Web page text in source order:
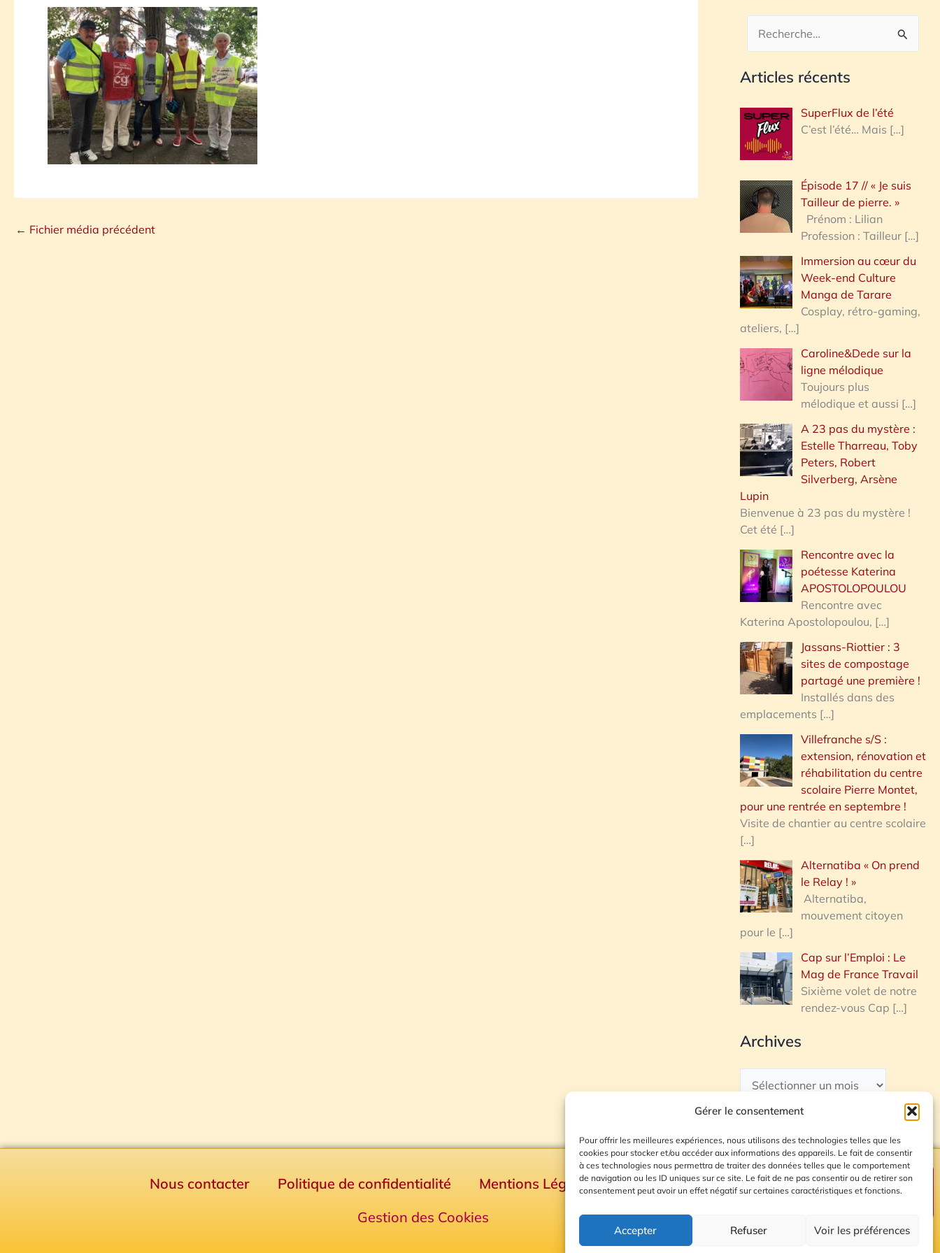
Gérer le consentement
Pour offrir les meilleures expériences, nous utilisons des technologies telles que les
cookies pour stocker et/ou accéder aux informations des appareils. Le fait de consentir
à ces technologies nous permettra de traiter des données telles que le comportement
de navigation ou les ID uniques sur ce site. Le fait de ne pas consentir ou de retirer son
consentement peut avoir un effet négatif sur certaines caractéristiques et fonctions.
Accepter Refuser Voir les préférences
← Fichier média précédent
c
h
r
h
e
:
Articles récents
SuperFlux de l’été
C’est l’été… Mais […]
Épisode 17 // « Je suis
Tailleur de pierre. »
Prénom : Lilian
Profession : Tailleur […]
Immersion au cœur du
Week-end Culture
Manga de Tarare
Cosplay, rétro-gaming,
ateliers, […]
Caroline&Dede sur la
ligne mélodique
Toujours plus
mélodique et aussi […]
A 23 pas du mystère :
Estelle Tharreau, Toby
Peters, Robert
Silverberg, Arsène
Lupin
Bienvenue à 23 pas du mystère !
Cet été […]
Rencontre avec la
poétesse Katerina
APOSTOLOPOULOU
Rencontre avec
Katerina Apostolopoulou, […]
Jassans-Riottier : 3
sites de compostage
partagé une première !
Installés dans des
emplacements […]
Villefranche s/S :
extension, rénovation et
réhabilitation du centre
scolaire Pierre Montet,
pour une rentrée en septembre !
Visite de chantier au centre scolaire
[…]
Alternatiba « On prend
le Relay ! »
Alternatiba,
mouvement citoyen
pour le […]
Cap sur l’Emploi : Le
Mag de France Travail
Sixième volet de notre
rendez-vous Cap […]
Archives
Nous contacter Politique de confidentialité Mentions Légales
Plan du site
Gestion des Cookies